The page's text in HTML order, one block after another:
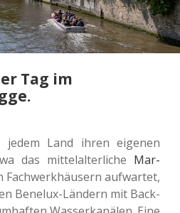
Tag im
jedem Land ihren eige­nen
das mit­tel­al­ter­li­che Mar­
Fach­werk­häu­sern auf­war­tet,
Bene­lux-Län­dern mit Back­